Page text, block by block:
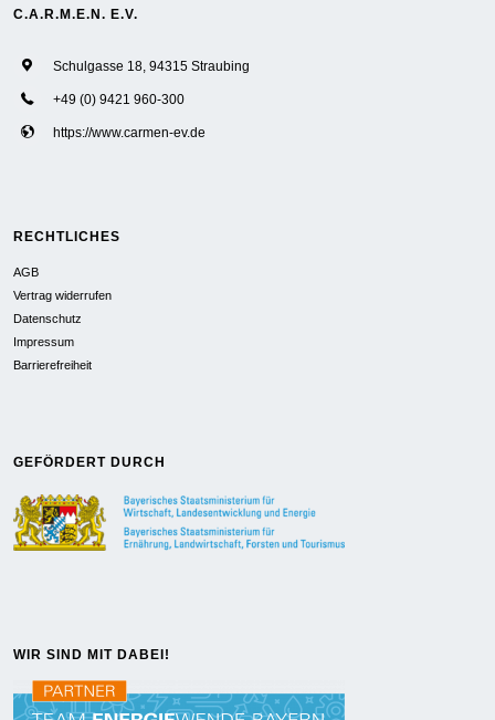
C.A.R.M.E.N. E.V.
Schulgasse 18, 94315 Straubing
+49 (0) 9421 960-300
https://www.carmen-ev.de
RECHTLICHES
AGB
Vertrag widerrufen
Datenschutz
Impressum
Barrierefreiheit
GEFÖRDERT DURCH
WIR SIND MIT DABEI!